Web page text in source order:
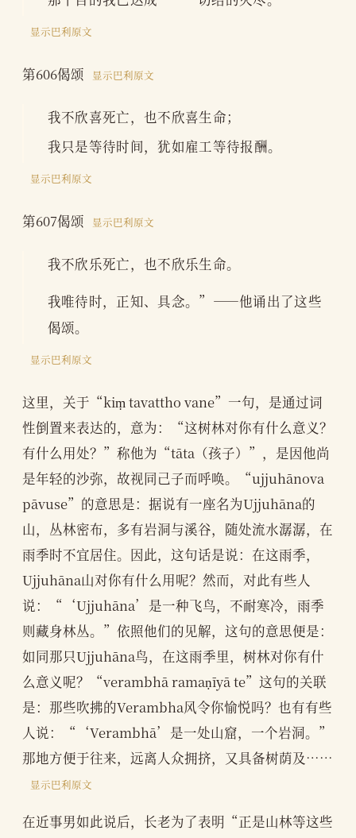
显示巴利原文
第606偈颂 显示巴利原文
我不欣喜死亡，也不欣喜生命；
我只是等待时间，犹如雇工等待报酬。
显示巴利原文
第607偈颂 显示巴利原文
我不欣乐死亡，也不欣乐生命。
我唯待时，正知、具念。”——他诵出了这些
偈颂。
显示巴利原文
这里，关于“kiṃ tavattho vane”一句，是通过词
性倒置来表达的，意为：“这树林对你有什么意义？
有什么用处？”称他为“tāta（孩子）”，是因他尚
是年轻的沙弥，故视同己子而呼唤。“ujjuhānova
pāvuse”的意思是：据说有一座名为Ujjuhāna的
山，丛林密布，多有岩洞与溪谷，随处流水潺潺，在
雨季时不宜居住。因此，这句话是说：在这雨季，
Ujjuhāna山对你有什么用呢？然而，对此有些人
说：“‘Ujjuhāna’是一种飞鸟，不耐寒冷，雨季
则藏身林丛。”依照他们的见解，这句的意思便是：
如同那只Ujjuhāna鸟，在这雨季里，树林对你有什
么意义呢？“verambhā ramaṇīyā te”这句的关联
是：那些吹拂的Verambha风令你愉悦吗？也有有些
人说：“‘Verambhā’是一处山窟，一个岩洞。”
那地方便于往来，远离人众拥挤，又具备树荫及……
显示巴利原文
在近事男如此说后，长老为了表明“正是山林等这些